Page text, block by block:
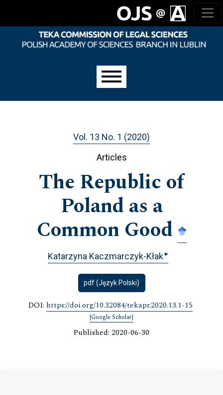
Vol. 13 No. 1 (2020)
Articles
The Republic of
Poland as a
Common Good
Katarzyna Kaczmarczyk-Kłak▸
pdf (Język Polski)
DOI: https://doi.org/10.32084/tekapr.2020.13.1-15
[Google Scholar]
Published: 2020-06-30